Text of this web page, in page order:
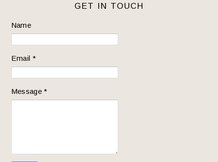
GET IN TOUCH
Name
Email *
Message*